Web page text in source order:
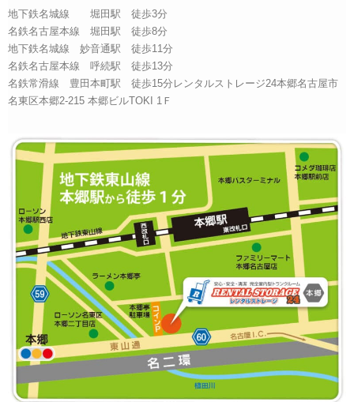
地下鉄名城線 堀田駅 徒歩3分
名鉄名古屋本線 堀田駅 徒歩8分
地下鉄名城線 妙音通駅 徒歩11分
名鉄名古屋本線 呼続駅 徒歩13分
名鉄常滑線 豊田本町駅 徒歩15分レンタルストレージ24本郷名古屋市
名東区本郷2-215 本郷ビルTOKI 1Ｆ